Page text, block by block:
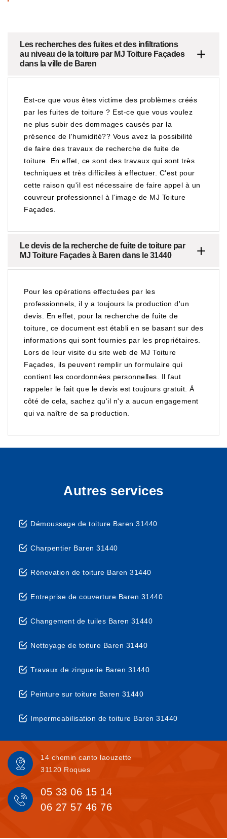
Les recherches des fuites et des infiltrations
au niveau de la toiture par MJ Toiture Façades
dans la ville de Baren
Est-ce que vous êtes victime des problèmes créés
par les fuites de toiture ? Est-ce que vous voulez
ne plus subir des dommages causés par la
présence de l'humidité?? Vous avez la possibilité
de faire des travaux de recherche de fuite de
toiture. En effet, ce sont des travaux qui sont très
techniques et très difficiles à effectuer. C'est pour
cette raison qu'il est nécessaire de faire appel à un
couvreur professionnel à l'image de MJ Toiture
Façades.
Le devis de la recherche de fuite de toiture par
MJ Toiture Façades à Baren dans le 31440
Pour les opérations effectuées par les
professionnels, il y a toujours la production d'un
devis. En effet, pour la recherche de fuite de
toiture, ce document est établi en se basant sur des
informations qui sont fournies par les propriétaires.
Lors de leur visite du site web de MJ Toiture
Façades, ils peuvent remplir un formulaire qui
contient les coordonnées personnelles. Il faut
rappeler le fait que le devis est toujours gratuit. À
côté de cela, sachez qu'il n'y a aucun engagement
qui va naître de sa production.
Autres services
Démoussage de toiture Baren 31440
Charpentier Baren 31440
Rénovation de toiture Baren 31440
Entreprise de couverture Baren 31440
Changement de tuiles Baren 31440
Nettoyage de toiture Baren 31440
Travaux de zinguerie Baren 31440
Peinture sur toiture Baren 31440
Impermeabilisation de toiture Baren 31440
14 chemin canto laouzette
31120 Roques
05 33 06 15 14
06 27 57 46 76